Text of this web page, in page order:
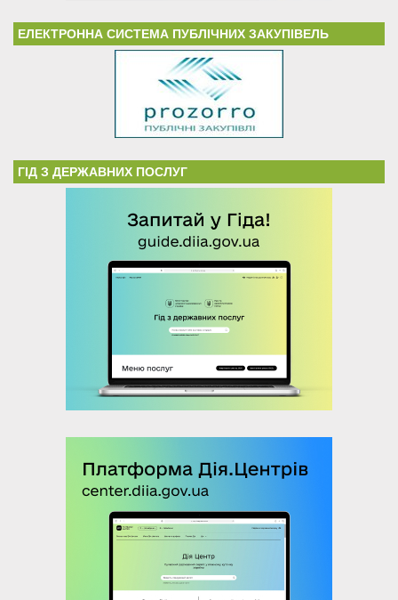
ЕЛЕКТРОННА СИСТЕМА ПУБЛІЧНИХ ЗАКУПІВЕЛЬ
ГІД З ДЕРЖАВНИХ ПОСЛУГ